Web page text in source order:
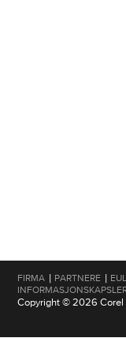
FIRMA | PARTNERE |
Copyright © 2026 Corel